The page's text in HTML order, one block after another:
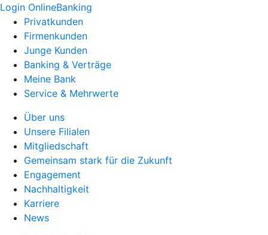
Login OnlineBanking
Privatkunden
Firmenkunden
Junge Kunden
Banking & Verträge
Meine Bank
Service & Mehrwerte
Über uns
Unsere Filialen
Mitgliedschaft
Gemeinsam stark für die Zukunft
Engagement
Nachhaltigkeit
Karriere
News